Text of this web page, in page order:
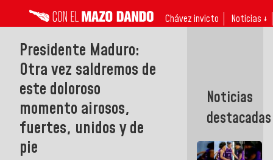
Chávez invicto Noticias ↓
Presidente Maduro:
Otra vez saldremos de
este doloroso
momento airosos,
fuertes, unidos y de
pie
Noticias
destacadas